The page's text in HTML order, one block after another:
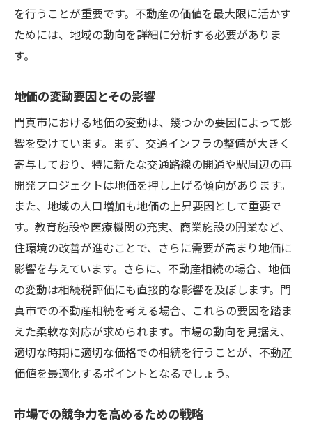
を行うことが重要です。不動産の価値を最大限に活かす
ためには、地域の動向を詳細に分析する必要がありま
す。
地価の変動要因とその影響
門真市における地価の変動は、幾つかの要因によって影
響を受けています。まず、交通インフラの整備が大きく
寄与しており、特に新たな交通路線の開通や駅周辺の再
開発プロジェクトは地価を押し上げる傾向があります。
また、地域の人口増加も地価の上昇要因として重要で
す。教育施設や医療機関の充実、商業施設の開業など、
住環境の改善が進むことで、さらに需要が高まり地価に
影響を与えています。さらに、不動産相続の場合、地価
の変動は相続税評価にも直接的な影響を及ぼします。門
真市での不動産相続を考える場合、これらの要因を踏ま
えた柔軟な対応が求められます。市場の動向を見据え、
適切な時期に適切な価格での相続を行うことが、不動産
価値を最適化するポイントとなるでしょう。
市場での競争力を高めるための戦略